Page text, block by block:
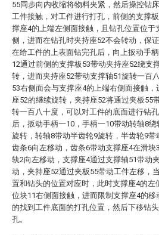
55同步向内收缩将物料夹紧，然后操控钻
工件接触，对工件进行打孔，前侧的支撑
撑座4的上端左侧面接触，且钻孔位置位于
侧，进而在钻孔时夹持座52不会转动，保
在给工件的上表面钻完孔后，向上扳动手
12通过前侧的支撑板53带动夹持座52绕支
转，进而夹持座52带动支撑轴51旋转一百
53右侧面会与支撑座4的上端右侧面接触，
座52的继续旋转，夹持座52将通过夹板55
转一百八十度，可以对工件的底面进行钻
后，扳动手柄一10，手柄一10带动转轴8
旋转，转轴8带动半齿轮9旋转，半齿轮9带
齿条6向左移动，齿条6带动支撑座4在滑块
轨2向左移动，支撑座4通过支撑轴51带动
动，夹持座52通过夹板55带动工件左移，
置和钻头的位置对应时，此时支撑座4的左
位块11右侧面接触，进而限制支撑座4的移
的找到工件底面的打孔位置，然后下移钻
孔。